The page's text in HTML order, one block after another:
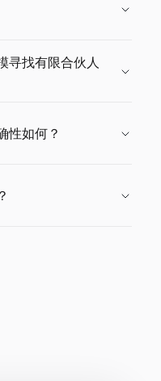
寻找有限合伙人
性如何？